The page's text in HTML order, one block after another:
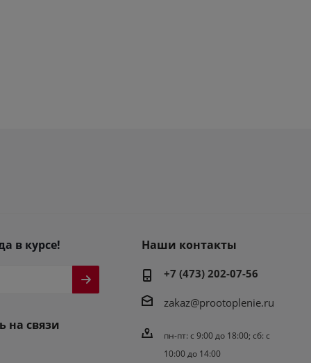
в курсе!
на связи
Наши контакты
+7 (473) 202-07-56
zakaz@prootoplenie.ru
пн-пт: c 9:00 до 18:00; сб: с
10:00 до 14:00